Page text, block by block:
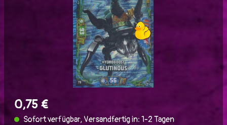
0,75 €
Sofort verfügbar, Versandfertig in: 1-2 Tagen